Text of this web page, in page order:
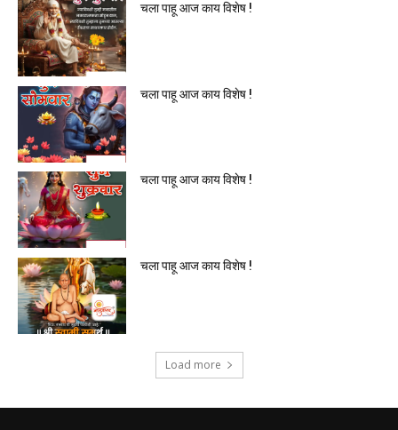
चला पाहू आज काय विशेष !
चला पाहू आज काय विशेष !
चला पाहू आज काय विशेष !
चला पाहू आज काय विशेष !
Load more